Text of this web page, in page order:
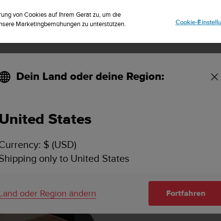
dich für den Newsletter und erhalte 5% Rabatt
Dein Land oder deine Region:
States
$ (USD)
only to United States
oder Region ändern Fortfahren
von Cookies auf Ihrem Gerät zu, um die
Marketingbemühungen zu unterstützen.
Cookie-